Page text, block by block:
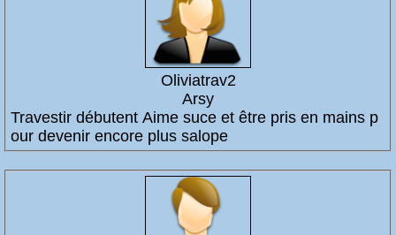
Oliviatrav2
Arsy
Travestir débutent Aime suce et être pris en mains p
our devenir encore plus salope